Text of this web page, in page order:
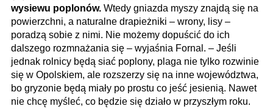
wysiewu poplonów. Wtedy gniazda myszy znajdą się na
powierzchni, a naturalne drapieżniki – wrony, lisy –
poradzą sobie z nimi. Nie możemy dopuścić do ich
dalszego rozmnażania się – wyjaśnia Fornal. – Jeśli
jednak rolnicy będą siać poplony, plaga nie tylko rozwinie
się w Opolskiem, ale rozszerzy się na inne województwa,
bo gryzonie będą miały po prostu co jeść jesienią. Nawet
nie chcę myśleć, co będzie się działo w przyszłym roku.